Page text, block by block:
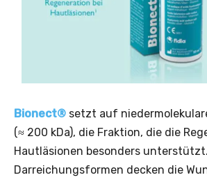
Bionect® setzt auf
(≈ 200 kDa), die Fraktion, die die
Hautläsionen besonders
Darreichungsformen decken die